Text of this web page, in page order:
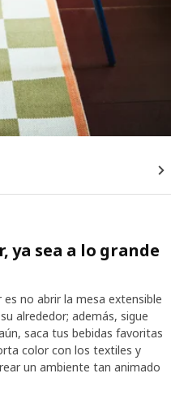
ya sea a lo grande
no abrir la mesa extensible
alrededor; además, sigue
saca tus bebidas favoritas
color con los textiles y
un ambiente tan animado